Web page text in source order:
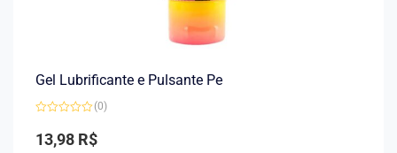
Gel Lubrificante e Pulsante Pe
0
de
(0)
13,98 R$